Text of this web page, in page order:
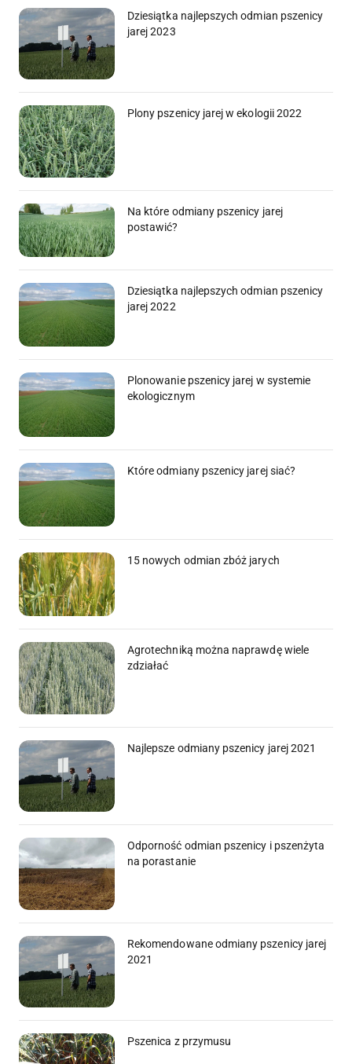
Dziesiątka najlepszych odmian pszenicy
jarej 2023
Plony pszenicy jarej w ekologii 2022
Na które odmiany pszenicy jarej
postawić?
Dziesiątka najlepszych odmian pszenicy
jarej 2022
Plonowanie pszenicy jarej w systemie
ekologicznym
Które odmiany pszenicy jarej siać?
15 nowych odmian zbóż jarych
Agrotechniką można naprawdę wiele
zdziałać
Najlepsze odmiany pszenicy jarej 2021
Odporność odmian pszenicy i pszenżyta
na porastanie
Rekomendowane odmiany pszenicy jarej
2021
Pszenica z przymusu